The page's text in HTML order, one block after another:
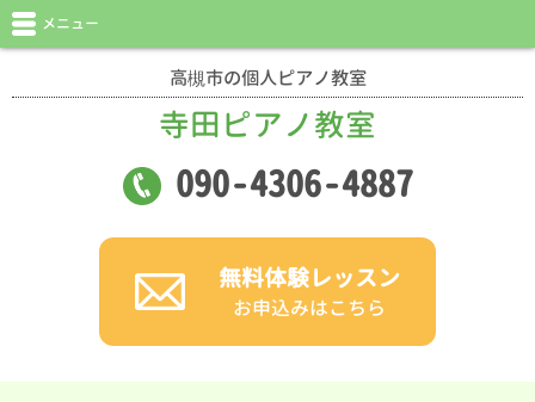
高槻市の個人ピアノ教室
寺田ピアノ教室
090-4306-4887
無料体験レッスン
お申込みはこちら
メニュー